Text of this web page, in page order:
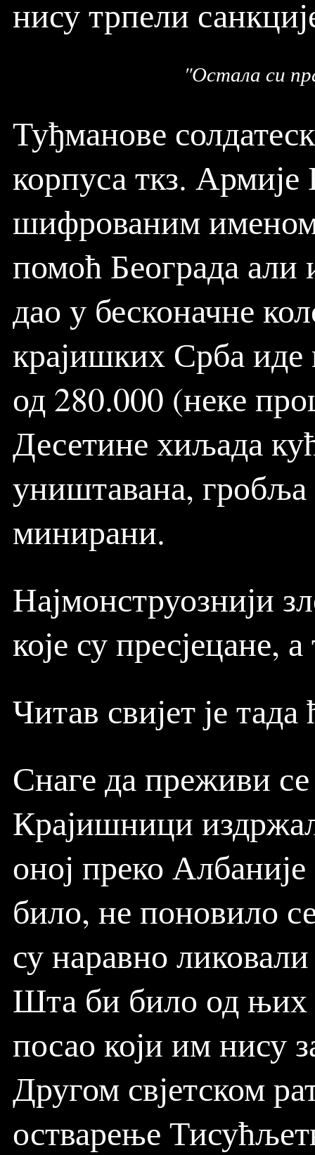
нису трпели
"Остала си
Туђманове
корпуса ткз.
шифрованим именом
помоћ Београда али
дао у бесконачне
крајишких Срба
од 280.000 (неке
Десетине хиљада
уништавана,
минирани.
Најмонструознији
које су пресјецане,
Читав свијет је тада
Снаге да преживи
Крајишници
оној преко
било, не поновило
су наравно
Шта би било од њих
посао који им нису
Другом свјетском
остварење